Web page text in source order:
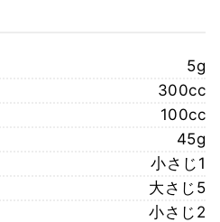
5g
300cc
100cc
45g
小さじ1
大さじ5
小さじ2